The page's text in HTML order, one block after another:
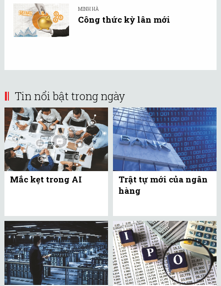
MINH HÀ
Công thức kỳ lân mới
Tin nổi bật trong ngày
Mắc kẹt trong AI
Trật tự mới của ngân
hàng